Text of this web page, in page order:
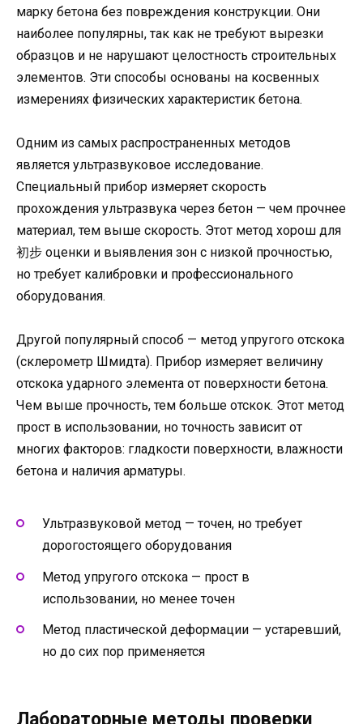
марку бетона без повреждения конструкции. Они
наиболее популярны, так как не требуют вырезки
образцов и не нарушают целостность строительных
элементов. Эти способы основаны на косвенных
измерениях физических характеристик бетона.
Одним из самых распространенных методов
является ультразвуковое исследование.
Специальный прибор измеряет скорость
прохождения ультразвука через бетон — чем прочнее
материал, тем выше скорость. Этот метод хорош для
初步 оценки и выявления зон с низкой прочностью,
но требует калибровки и профессионального
оборудования.
Другой популярный способ — метод упругого отскока
(склерометр Шмидта). Прибор измеряет величину
отскока ударного элемента от поверхности бетона.
Чем выше прочность, тем больше отскок. Этот метод
прост в использовании, но точность зависит от
многих факторов: гладкости поверхности, влажности
бетона и наличия арматуры.
Ультразвуковой метод — точен, но требует
дорогостоящего оборудования
Метод упругого отскока — прост в
использовании, но менее точен
Метод пластической деформации — устаревший,
но до сих пор применяется
Лабораторные методы проверки